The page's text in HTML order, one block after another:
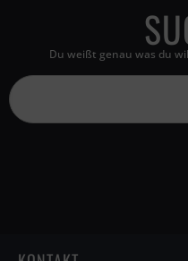
Du weißt genau was du